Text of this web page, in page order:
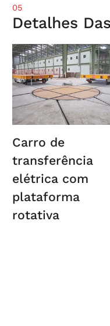
05
Detalhes
Carro de
transferência
elétrica com
plataforma
rotativa